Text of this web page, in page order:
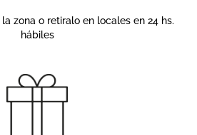
zona o retiralo en locales en 24 hs.
hábiles